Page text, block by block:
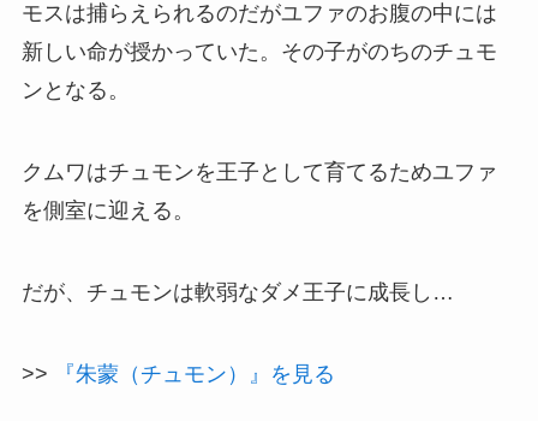
モスは捕らえられるのだがユファのお腹の中には
新しい命が授かっていた。その子がのちのチュモ
ンとなる。
クムワはチュモンを王子として育てるためユファ
を側室に迎える。
だが、チュモンは軟弱なダメ王子に成長し…
>> 『朱蒙（チュモン）』を見る